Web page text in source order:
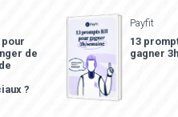
de
?
Payfit
13
gagner